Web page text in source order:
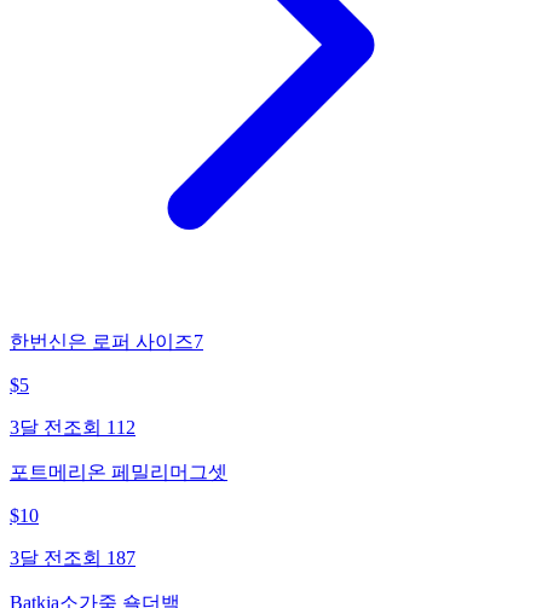
한번신은 로퍼 사이즈7
$5
3달 전 조회 112
포트메리온 페밀리머그셋
$10
3달 전 조회 187
Batkia소가죽 숄더백